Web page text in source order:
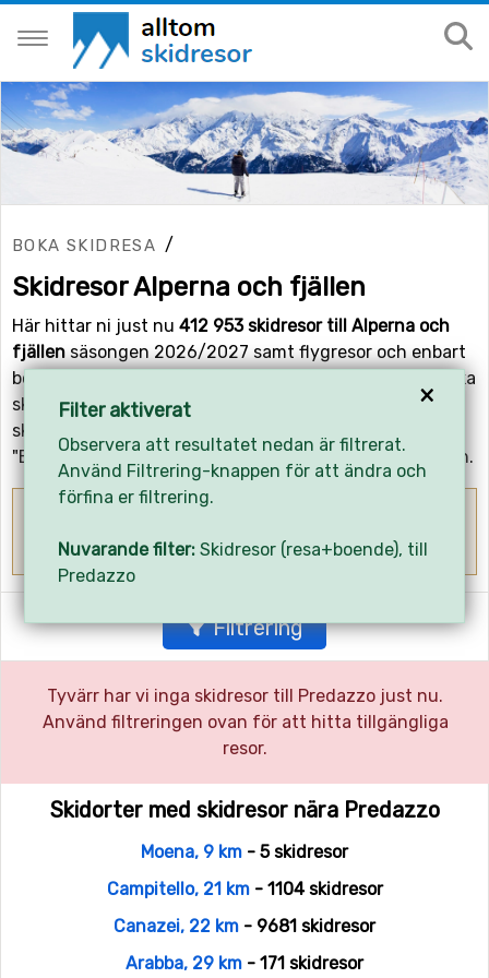
BOKA SKIDRESA /
Skidresor Alperna och fjällen
Här hittar ni just nu 412 953 skidresor till Alperna och
fjällen säsongen 2026/2027 samt flygresor och enbart
boende, inklusive sista minuten, från de största svenska
skidresearrangörerna. Använd filtreringen för att hitta
skidresor som matchar era önskemål. Klicka sedan på
"Boka"-knappen för att boka eller läsa mer om skidresan.
Lågpriskalender...
Filtrering
Tyvärr har vi inga skidresor till Predazzo just nu.
Använd filtreringen ovan för att hitta tillgängliga
resor.
Skidorter med skidresor nära Predazzo
Moena, 9 km - 5 skidresor
Campitello, 21 km- 1104 skidresor
Canazei, 22 km - 9681 skidresor
Arabba, 29 km - 171 skidresor
×
Filter aktiverat
Observera att resultatet nedan är filtrerat.
Använd Filtrering-knappen för att ändra och
förfina er filtrering.
Nuvarande filter: Skidresor (resa+boende), till
Predazzo